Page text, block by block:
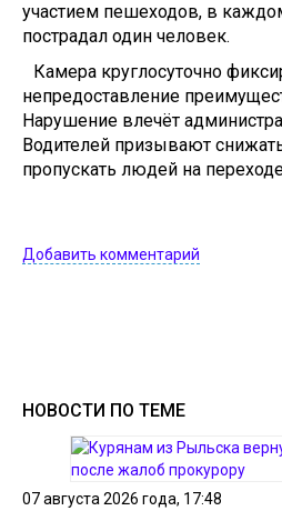
участием пешеходов, в
пострадал один человек.
Камера круглосуточно
непредоставление
Нарушение влечёт
Водителей призывают
пропускать людей на
Добавить комментарий
НОВОСТИ ПО ТЕМЕ
07 августа 2026 года, 17:48